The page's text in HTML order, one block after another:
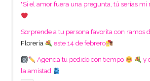
"Si el amor fuera una pregunta, tú serías mi
Sorprende a tu persona favorita con ramos
Florería
este 14 de febrero
Agenda tu pedido con tiempo
y
la amistad